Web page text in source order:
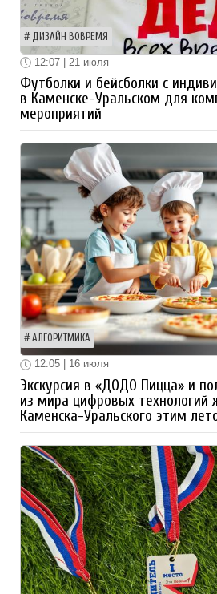
ДИЗАЙН ВОВРЕМЯ
12:07 | 21 июля
Футболки и бейсболки с
в Каменске-Уральском для
мероприятий
АЛГОРИТМИКА
12:05 | 16 июля
Экскурсия в «ДОДО Пицца» и
из мира цифровых технологий
Каменска-Уральского этим